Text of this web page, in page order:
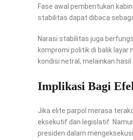
Fase awal pembentukan
stabilitas dapat dibaca
Narasi stabilitas juga
kompromi politik di balik
kondisi netral, melainkan
Implikasi Bagi
Jika elite parpol merasa
eksekutif dan legislatif.
presiden dalam